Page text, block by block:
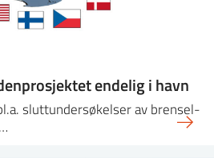
endelig i havn
sluttundersøkelser av brensel-